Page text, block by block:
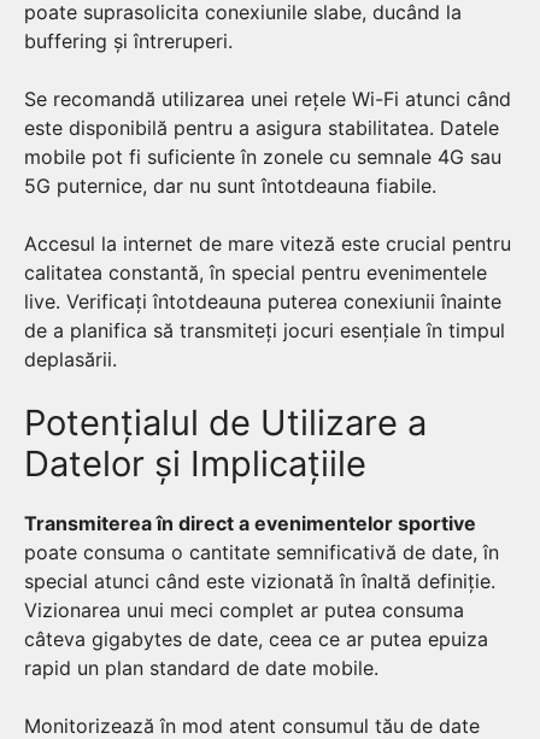
poate suprasolicita conexiunile slabe, ducând la
buffering și întreruperi.
Se recomandă utilizarea unei rețele Wi-Fi atunci când
este disponibilă pentru a asigura stabilitatea. Datele
mobile pot fi suficiente în zonele cu semnale 4G sau
5G puternice, dar nu sunt întotdeauna fiabile.
Accesul la internet de mare viteză este crucial pentru
calitatea constantă, în special pentru evenimentele
live. Verificați întotdeauna puterea conexiunii înainte
de a planifica să transmiteți jocuri esențiale în timpul
deplasării.
Potențialul de Utilizare a
Datelor și Implicațiile
Transmiterea în direct a evenimentelor sportive
poate consuma o cantitate semnificativă de date, în
special atunci când este vizionată în înaltă definiție.
Vizionarea unui meci complet ar putea consuma
câteva gigabytes de date, ceea ce ar putea epuiza
rapid un plan standard de date mobile.
Monitorizează în mod atent consumul tău de date